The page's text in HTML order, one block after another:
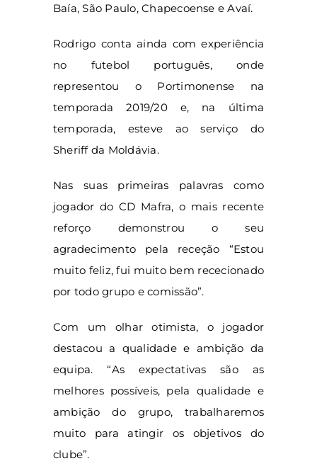
Baía, São Paulo, Chapecoense e Avaí.
Rodrigo conta ainda com experiência
no futebol português, onde
representou o Portimonense na
temporada 2019/20 e, na última
temporada, esteve ao serviço do
Sheriff da Moldávia.
Nas suas primeiras palavras como
jogador do CD Mafra, o mais recente
reforço demonstrou o seu
agradecimento pela receção “Estou
muito feliz, fui muito bem rececionado
por todo grupo e comissão”.
Com um olhar otimista, o jogador
destacou a qualidade e ambição da
equipa. “As expectativas são as
melhores possíveis, pela qualidade e
ambição do grupo, trabalharemos
muito para atingir os objetivos do
clube”.